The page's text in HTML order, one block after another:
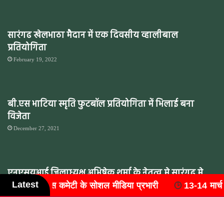
सारंगढ खेलभाठा मैदान में एक दिवसीय व्हालीबाल
प्रतियोगिता
February 19, 2022
बी.एस भाटिया स्मृति फुटबॉल प्रतियोगिता में भिलाई बना
विजेता
December 27, 2021
एनएसयूआई जिलाध्यक्ष अभिषेक शर्मा के नेतृत्व मे सारंगढ़ मे
केंद्रीय गृह मंत्री अमित शाह के आदिवासी युवाओं को
Latest
13-14 मार्च 2027 को आयोजित होगा 'राष्ट्रीय वैष्णव संयुक्त